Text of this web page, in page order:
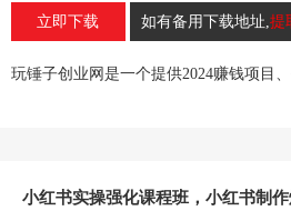
）
立即下载 如有备用下载地址,提
小红书实操强化课程班，小红书制